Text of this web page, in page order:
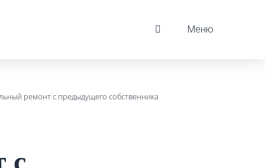
Меню
ремонт с предыдущего собственника
с